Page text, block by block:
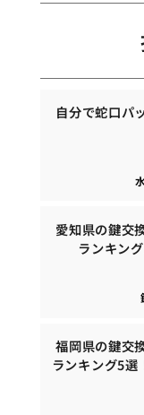
自分で蛇口パ
愛知県の鍵交
ランキン
福岡県の鍵交
ランキング5